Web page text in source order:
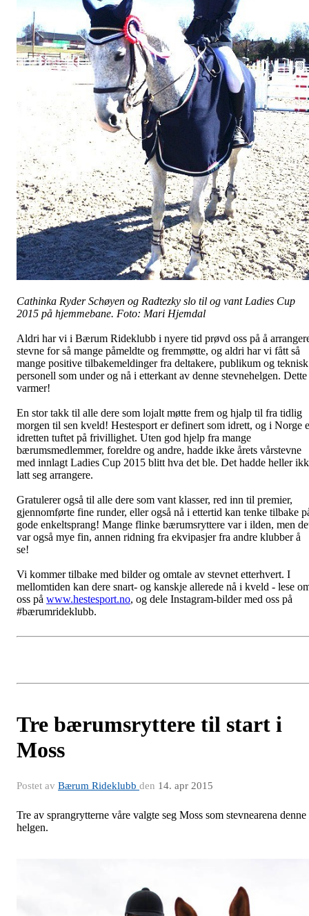
Cathinka Ryder Schøyen og Radtezky slo til og vant Ladies Cup
2015 på hjemmebane. Foto: Mari Hjemdal
Aldri har vi i Bærum Rideklubb i nyere tid prøvd oss på å
stevne for så mange påmeldte og fremmøtte, og aldri har vi fått så
mange positive tilbakemeldinger fra deltakere, publikum og teknisk
personell som under og nå i etterkant av denne stevnehelgen. Dette
varmer!
En stor takk til alle dere som lojalt møtte frem og hjalp til fra tidlig
morgen til sen kveld! Hestesport er definert som idrett, og i Norge
idretten tuftet på frivillighet. Uten god hjelp fra mange
bærumsmedlemmer, foreldre og andre, hadde ikke årets vårstevne
med innlagt Ladies Cup 2015 blitt hva det ble. Det hadde heller
latt seg arrangere.
Gratulerer også til alle dere som vant klasser, red inn til premier,
gjennomførte fine runder, eller også nå i ettertid kan tenke tilbake
gode enkeltsprang! Mange flinke bærumsryttere var i ilden, men
var også mye fin, annen ridning fra ekvipasjer fra andre klubber å
se!
Vi kommer tilbake med bilder og omtale av stevnet etterhvert. I
mellomtiden kan dere snart- og kanskje allerede nå i kveld - lese
oss på www.hestesport.no, og dele Instagram-bilder med oss på
#bærumrideklubb.
Tre bærumsryttere til start i
Moss
Postet av Bærum Rideklubb den 14. apr 2015
Tre av sprangrytterne våre valgte seg Moss som stevnearena denne
helgen.